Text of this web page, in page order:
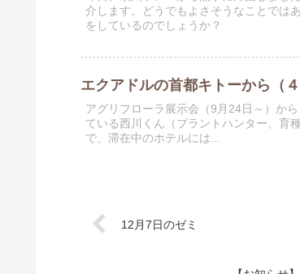
介します。どうでもよさそうなことでは
をしているのでしょうか？
エクアドルの首都キトーから（
アグリフローラ展示会（9月24日～）か
ている西川くん（プラントハンター、育
で、滞在中のホテルには...
12月7日のゼミ